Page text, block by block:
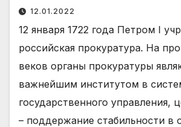
12.01.2022
12 января 1722 года Петром I
российская прокуратура. На
веков органы прокуратуры
важнейшим институтом в
государственного управления,
– поддержание стабильности в